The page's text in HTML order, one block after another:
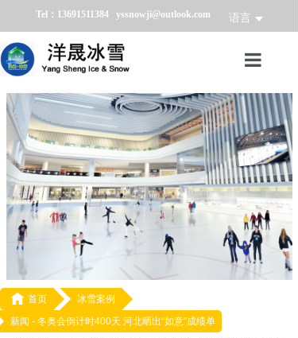
Tel：13691511384 yssnowji@outlook.com 语言
首页
冰雪产品
冰雪业务
冰雪案例
冰雪新闻
 首页
冰雪案例
新闻 - 冬奥会倒计时400天 河北晒出“如意”成绩单